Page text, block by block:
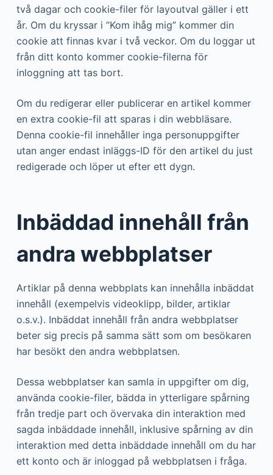
två dagar och cookie-filer för layoutval gäller i ett
år. Om du kryssar i ”Kom ihåg mig” kommer din
cookie att finnas kvar i två veckor. Om du loggar ut
från ditt konto kommer cookie-filerna för
inloggning att tas bort.
Om du redigerar eller publicerar en artikel kommer
en extra cookie-fil att sparas i din webbläsare.
Denna cookie-fil innehåller inga personuppgifter
utan anger endast inläggs-ID för den artikel du just
redigerade och löper ut efter ett dygn.
Inbäddad innehåll från
andra webbplatser
Artiklar på denna webbplats kan innehålla inbäddat
innehåll (exempelvis videoklipp, bilder, artiklar
o.s.v.). Inbäddat innehåll från andra webbplatser
beter sig precis på samma sätt som om besökaren
har besökt den andra webbplatsen.
Dessa webbplatser kan samla in uppgifter om dig,
använda cookie-filer, bädda in ytterligare spårning
från tredje part och övervaka din interaktion med
sagda inbäddade innehåll, inklusive spårning av din
interaktion med detta inbäddade innehåll om du har
ett konto och är inloggad på webbplatsen i fråga.